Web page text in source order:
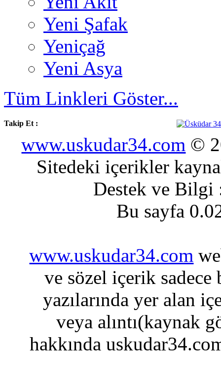
Yeni Şafak
Yeniçağ
Yeni Asya
Tüm Linkleri Göster...
Takip Et :
www.uskudar34.com ©
Sitedeki içerikler
Destek ve
Bu sayfa
www.uskudar34.com
ve sözel içerik sadece
yazılarında yer alan
veya alıntı(kaynak
hakkında